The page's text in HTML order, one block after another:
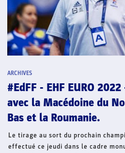
ARCHIVES
#EdFF - EHF EURO
avec la Macédoine du
Bas et la Roumanie.
Le tirage au sort du prochain
effectué ce jeudi dans le cadre